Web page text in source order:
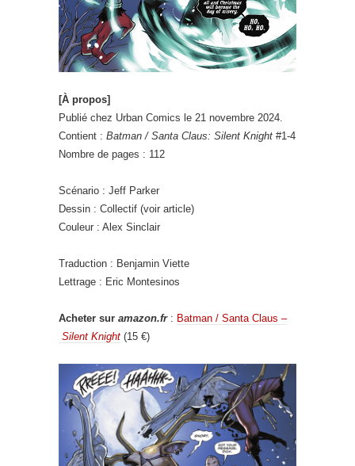
[À propos]
Publié chez Urban Comics le 21 novembre 2024.
Contient : Batman / Santa Claus: Silent Knight #1-4
Nombre de pages : 112
Scénario : Jeff Parker
Dessin : Collectif (voir article)
Couleur : Alex Sinclair
Traduction : Benjamin Viette
Lettrage : Eric Montesinos
Acheter sur amazon.fr: Batman / Santa Claus –
Silent Knight (15 €)